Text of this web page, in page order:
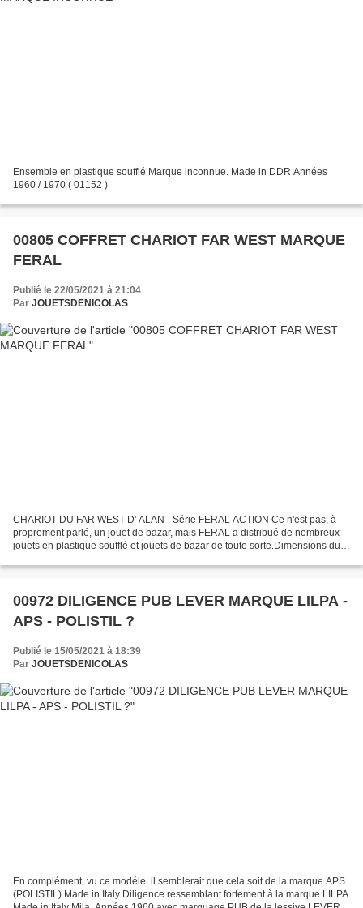
Ensemble en plastique soufflé Marque inconnue. Made in DDR Années
1960 / 1970 ( 01152 )
00805 COFFRET CHARIOT FAR WEST MARQUE
FERAL
Publié le 22/05/2021 à 21:04
Par JOUETSDENICOLAS
CHARIOT DU FAR WEST D' ALAN - Série FERAL ACTION Ce n'est pas, à
proprement parlé, un jouet de bazar, mais FERAL a distribué de nombreux
jouets en plastique soufflé et jouets de bazar de toute sorte.Dimensions du
00972 DILIGENCE PUB LEVER MARQUE LILPA -
APS - POLISTIL ?
Publié le 15/05/2021 à 18:39
Par JOUETSDENICOLAS
En complément, vu ce modéle. il semblerait que cela soit de la marque APS
(POLISTIL) Made in Italy Diligence ressemblant fortement à la marque LILPA